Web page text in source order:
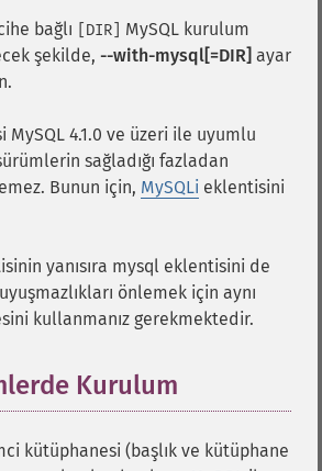
bağlı [DIR]
MySQL kurulum
şekilde, --with-mysql[=DIR] ayar
MySQL 4.1.0 ve üzeri ile uyumlu
sağladığı fazladan
Bunun için, MySQLi eklentisini
yanısıra mysql eklentisini de
önlemek için aynı
kullanmanız gerekmektedir.
Kurulum
kütüphanesi (başlık ve kütüphane